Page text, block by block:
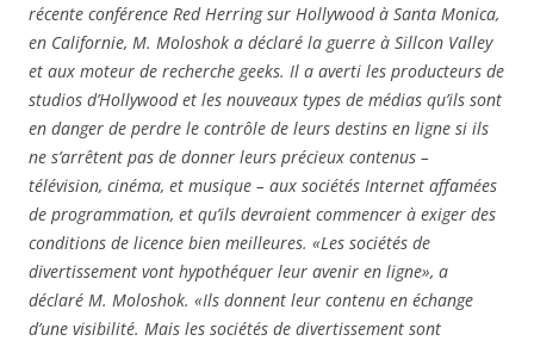
récente conférence Red Herring sur Hollywood à Santa Monica,
en Californie, M. Moloshok a déclaré la guerre à Sillcon Valley
et aux moteur de recherche geeks. Il a averti les producteurs de
studios d’Hollywood et les nouveaux types de médias qu’ils sont
en danger de perdre le contrôle de leurs destins en ligne si ils
ne s’arrêtent pas de donner leurs précieux contenus –
télévision, cinéma, et musique – aux sociétés Internet affamées
de programmation, et qu’ils devraient commencer à exiger des
conditions de licence bien meilleures. «Les sociétés de
divertissement vont hypothéquer leur avenir en ligne», a
déclaré M. Moloshok. «Ils donnent leur contenu en échange
d’une visibilité. Mais les sociétés de divertissement sont